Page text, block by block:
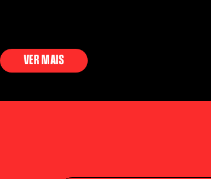
VER MAIS